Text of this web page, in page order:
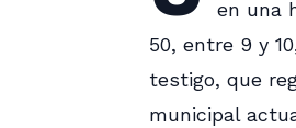
en una
50, entre 9 y
testigo, que
municipal